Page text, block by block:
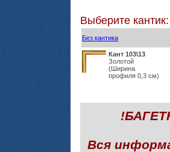
Выберите кантик:
Без кантика
Кант 103\13
Золотой
(Ширина
профиля 0,3 см)
Вся